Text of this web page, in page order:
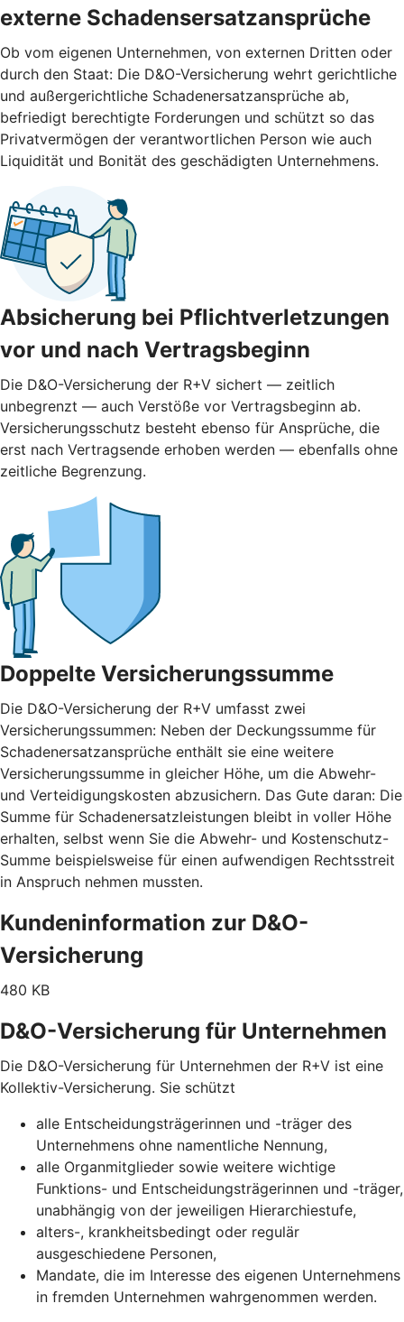
externe ­Schadensersatzansprüche
Ob vom eigenen Unternehmen, von externen Dritten oder
durch den Staat: Die D&O-Versicherung wehrt gerichtliche
und außergerichtliche Schadenersatzansprüche ab,
befriedigt berechtigte Forderungen und schützt so das
Privatvermögen der verantwortlichen Person wie auch
Liquidität und Bonität des geschädigten Unternehmens.
Absicherung bei Pflichtverletzungen
vor und nach ­Vertragsbeginn
Die D&O-Versicherung der R+V sichert — zeitlich
unbegrenzt — auch Verstöße vor Vertragsbeginn ab.
Versicherungsschutz besteht ebenso für Ansprüche, die
erst nach Vertragsende erhoben werden — ebenfalls ohne
zeitliche Begrenzung.
Doppelte Versicherungssumme
Die D&O-Versicherung der R+V umfasst zwei
Versicherungssummen: Neben der Deckungssumme für
Schadenersatzansprüche enthält sie eine weitere
Versicherungssumme in gleicher Höhe, um die Abwehr-
und Verteidigungskosten abzusichern. Das Gute daran: Die
Summe für Schadenersatzleistungen bleibt in voller Höhe
erhalten, selbst wenn Sie die Abwehr- und Kostenschutz-
Summe beispielsweise für einen aufwendigen Rechtsstreit
in Anspruch nehmen mussten.
Kundeninformation zur D&O-
Versicherung
480 KB
D&O-Versicherung für Unternehmen
Die D&O-Versicherung für Unternehmen der R+V ist eine
Kollektiv-Versicherung. Sie schützt
alle Entscheidungsträgerinnen und -träger des
Unternehmens ohne namentliche Nennung,
alle Organmitglieder sowie weitere wichtige
Funktions- und Entscheidungsträgerinnen und -träger,
unabhängig von der jeweiligen Hierarchiestufe,
alters-, krankheitsbedingt oder regulär
ausgeschiedene Personen,
Mandate, die im Interesse des eigenen Unternehmens
in fremden Unternehmen wahrgenommen werden.